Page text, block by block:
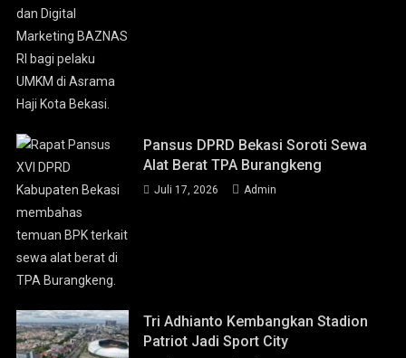
Pansus DPRD Bekasi Soroti Sewa
Alat Berat TPA Burangkeng
Juli 17, 2026 Admin
Tri Adhianto Kembangkan Stadion
Patriot Jadi Sport City